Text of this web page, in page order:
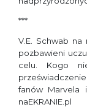
***
V.E. Schwab
pozbawieni
celu. Kogo
fanów Marvela
naEKRANIE.pl